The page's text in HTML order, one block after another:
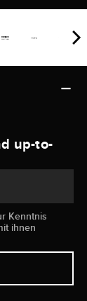
up-to-
Kenntnis
ihnen